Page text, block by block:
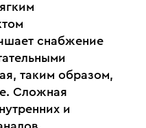
снабжение
таким образом,
Сложная
и